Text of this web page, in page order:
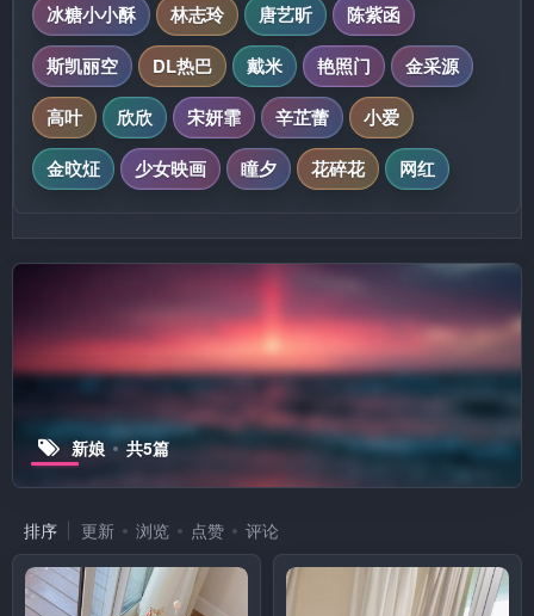
冰糖小小酥
林志玲 唐艺昕
陈紫函
斯凯丽空
DL热巴 戴米 艳照门
金采源
高叶
欣欣 宋妍霏 辛芷蕾
小爱
金旼炡
少女映画 瞳夕 花碎花 网红
新娘 共5篇
排序 更新 浏览 点赞 评论